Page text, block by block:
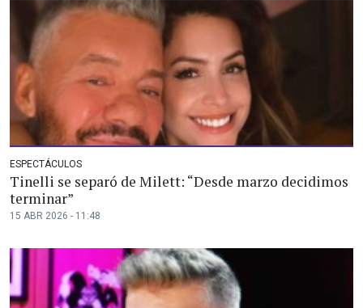
ESPECTÁCULOS
Tinelli se separó de Milett: “Desde marzo decidimos
terminar”
15 ABR 2026 - 11:48